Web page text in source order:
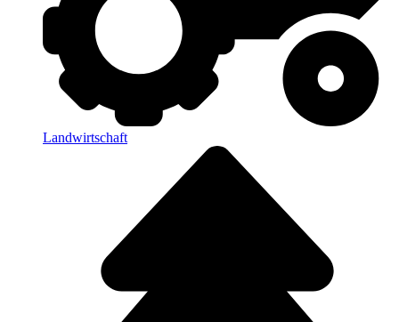
Landwirtschaft